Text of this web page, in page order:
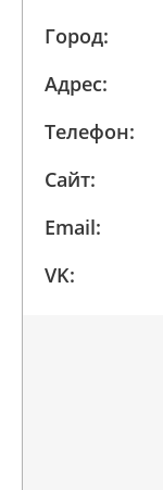
Город:
Адрес:
Телефон:
Сайт:
Email:
VK: